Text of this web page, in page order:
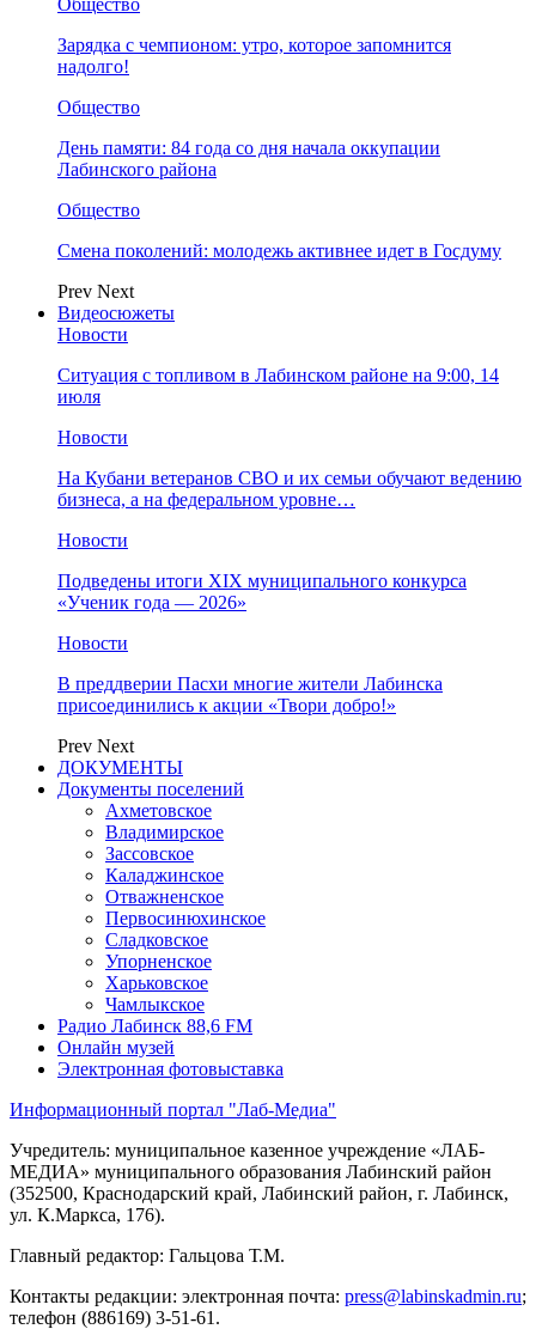
Зарядка с чемпионом: утро, которое запомнится
надолго!
Общество
День памяти: 84 года со дня начала оккупации
Лабинского района
Общество
Смена поколений: молодежь активнее идет в Госдуму
Prev Next
Видеосюжеты
Новости
Ситуация с топливом в Лабинском районе на 9:00, 14
июля
Новости
На Кубани ветеранов СВО и их семьи обучают ведению
бизнеса, а на федеральном уровне…
Новости
Подведены итоги XIX муниципального конкурса
«Ученик года — 2026»
Новости
В преддверии Пасхи многие жители Лабинска
присоединились к акции «Твори добро!»
Prev Next
ДОКУМЕНТЫ
Документы поселений
Ахметовское
Владимирское
Зассовское
Каладжинское
Отважненское
Первосинюхинское
Сладковское
Упорненское
Харьковское
Чамлыкское
Радио Лабинск 88,6 FM
Онлайн музей
Электронная фотовыставка
Информационный портал "Лаб-Медиа"
Учредитель: муниципальное казенное учреждение «ЛАБ-
МЕДИА» муниципального образования Лабинский район
(352500, Краснодарский край, Лабинский район, г. Лабинск,
ул. К.Маркса, 176).
Главный редактор: Гальцова Т.М.
Контакты редакции: электронная почта: press@labinskadmin.ru;
телефон (886169) 3-51-61.